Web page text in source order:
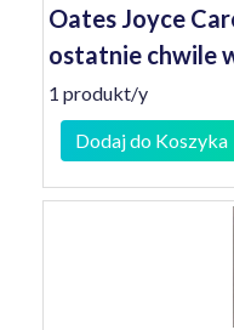
Oates Joyce
ostatnie chwile
1 produkt/y
Dodaj do Koszyka